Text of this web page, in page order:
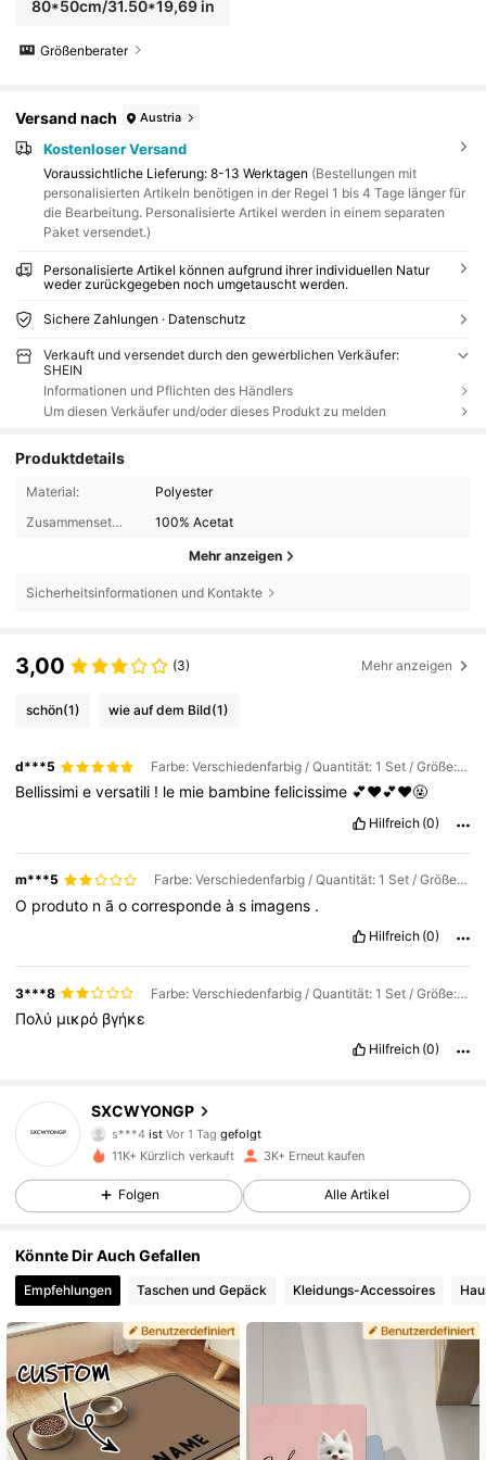
80*50cm/31.50*19,69 in
Größenberater
Versand nach Austria
Kostenloser Versand
Voraussichtliche Lieferung: 8-13 Werktagen (Bestellungen mit
personalisierten Artikeln benötigen in der Regel 1 bis 4 Tage länger für
die Bearbeitung. Personalisierte Artikel werden in einem separaten
Paket versendet.)
Personalisierte Artikel können aufgrund ihrer individuellen Natur
weder zurückgegeben noch umgetauscht werden.
Sichere Zahlungen · Datenschutz
Verkauft und versendet durch den gewerblichen Verkäufer:
SHEIN
Informationen und Pflichten des Händlers
Um diesen Verkäufer und/oder dieses Produkt zu melden
Produktdetails
Material:
Polyester
Zusammensetzung:
100% Acetat
Mehr anzeigen
Sicherheitsinformationen und Kontakte
3,00 (3) Mehr anzeigen
schön(1) wie auf dem Bild(1)
d***5 Farbe: Verschiedenfarbig / Quantität: 1 Set / Größe: 50 x 40 cm
Bellissimieversatili ! le mie bambinefelicissime 💕❤️💕❤️🤬
Hilfreich (0)
m***5 Farbe: Verschiedenfarbig / Quantität: 1 Set / Größe: 50 x 40 cm
O produto nãocorrespondeàs imagens .
Hilfreich (0)
3***8 Farbe: Verschiedenfarbig / Quantität: 1 Set / Größe: 40 x 30 cm
Πολύ μικρό βγήκε
Hilfreich (0)
SXCWYONGP
s***4ist Vor 1 Tag gefolgt
c***eist am Durchsuchen
4,85 316 Follower
11K+ Kürzlich verkauft 3K+ Erneut kaufen
Folgen Alle Artikel
Könnte Dir Auch Gefallen
Empfehlungen Taschen und Gepäck Kleidungs-Accessoires